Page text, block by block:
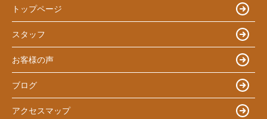
トップページ
スタッフ
お客様の声
ブログ
アクセスマップ